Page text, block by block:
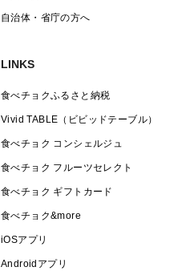
自治体・省庁の方へ
LINKS
食べチョクふるさと納税
Vivid TABLE（ビビッドテーブル）
食べチョク コンシェルジュ
食べチョク フルーツセレクト
食べチョク ギフトカード
食べチョク&more
iOSアプリ
Androidアプリ